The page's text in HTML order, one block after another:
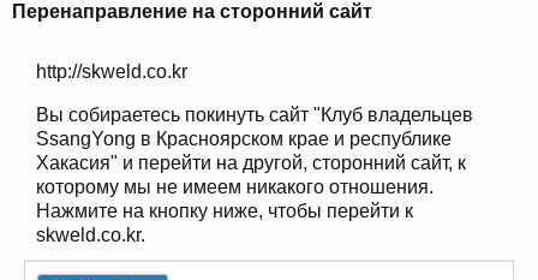
Чип-тюнинг (прошивка) дизелей от
Прошедшие встречи клуба:1.2 .3.4 .5 .6.7.8.9.10
12.13.14.15.16.17.18 .19.20.21 22.23.24.
Ближайшие мероприятия: 16 Августа 2026 года, 11
лет клубу!
Перенаправление на сторонний сайт
http://skweld.co.kr
Вы собираетесь покинуть сайт "Клуб владельцев
SsangYong в Красноярском крае и республике
Хакасия" и перейти на другой, сторонний сайт, к
которому мы не имеем никакого отношения.
Нажмите на кнопку ниже, чтобы перейти к
skweld.co.kr.